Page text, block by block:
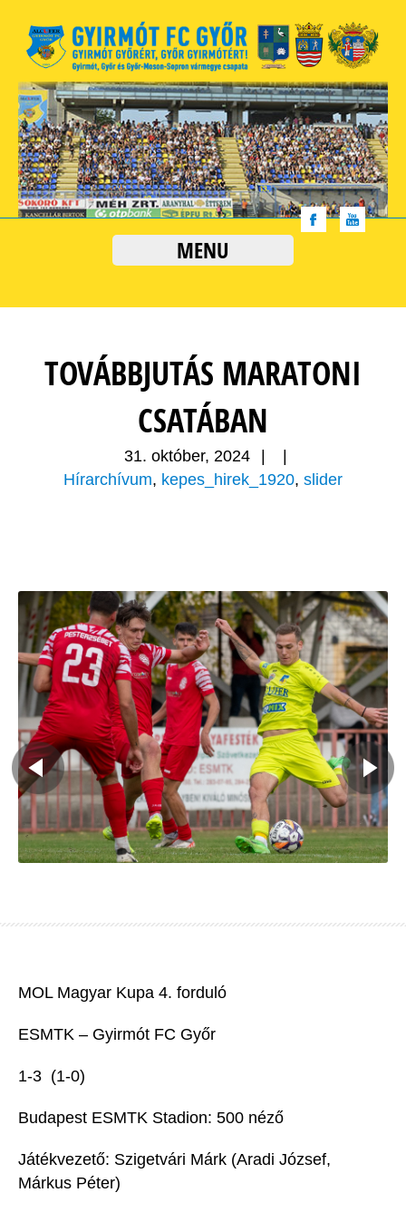
MENU
TOVÁBBJUTÁS MARATONI
CSATÁBAN
31. október, 2024
Hírarchívum, kepes_hirek_1920, slider
MOL Magyar Kupa 4. forduló
ESMTK – Gyirmót FC Győr
1-3 (1-0)
Budapest ESMTK Stadion: 500 néző
Játékvezető: Szigetvári Márk (Aradi József,
Márkus Péter)